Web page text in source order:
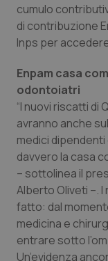
Sardegna
Sicilia
Toscana
Umbria
Valle
Veneto
Malattia di
Obesità
Oncologia
cumulo
di contribuzione
Inps per
Enpam casa
odontoiatri
“I nuovi riscatti di
avranno anche
medici dipendenti
davvero la casa
– sottolinea il
Alberto Oliveti –.
fatto: dal
medicina e
entrare sotto
Un’evidenza